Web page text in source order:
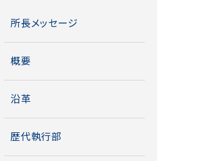
所長メッセージ
概要
沿革
歴代執行部